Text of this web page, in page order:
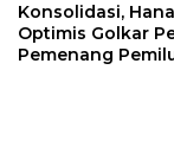
Konsolidasi,
Optimis Golkar
Pemenang